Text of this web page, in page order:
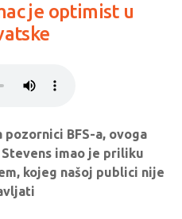
je optimist u
BFS-a, ovoga
imao je priliku
kojeg našoj publici nije